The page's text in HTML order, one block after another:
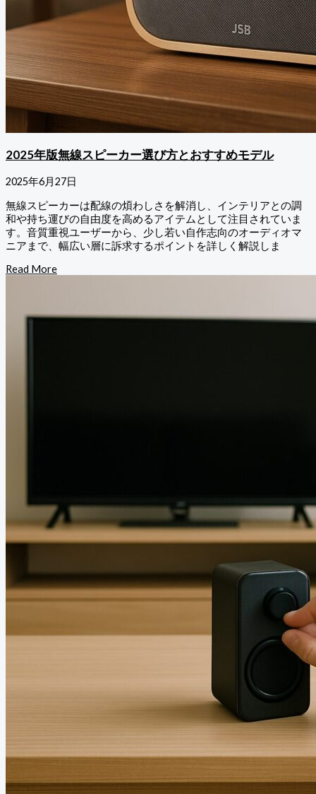
2025年版無線スピーカー選び方とおすすめモデル
2025年6月27日
無線スピーカーは配線の煩わしさを解消し、インテリアとの調
和や持ち運びの自由度を高めるアイテムとして注目されていま
す。音質重視ユーザーから、少し若い自作志向のオーディオマ
ニアまで、幅広い層に訴求するポイントを詳しく解説しま
Read More